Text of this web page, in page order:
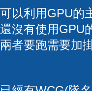
以利用GPU的
沒有使用GPU
者要跑需要加